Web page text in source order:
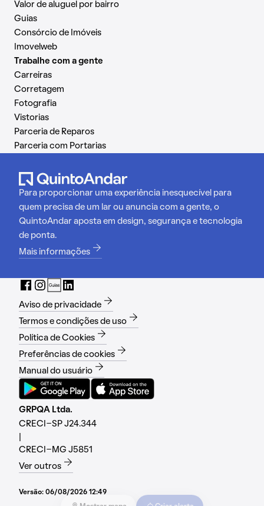
Valor de aluguel por bairro
Guias
Consórcio de Imóveis
Imovelweb
Trabalhe com a gente
Carreiras
Corretagem
Fotografia
Vistorias
Parceria de Reparos
Parceria com Portarias
Para proporcionar uma experiência inesquecível para
quem precisa de um lar ou anuncia com a gente, o
QuintoAndar aposta em design, segurança e tecnologia
de ponta.
Mais informações
Aviso de privacidade
Termos e condições de uso
Política de Cookies
Preferências de cookies
Manual do usuário
GRPQA Ltda.
CRECI-SP J24.344
CRECI-MG J5851
Ver outros
Versão: 06/08/2026 12:49